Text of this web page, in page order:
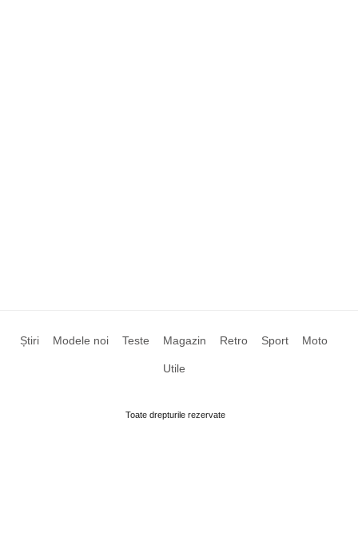
Știri Modele noi Teste Magazin Retro Sport Moto
Utile
Toate drepturile rezervate